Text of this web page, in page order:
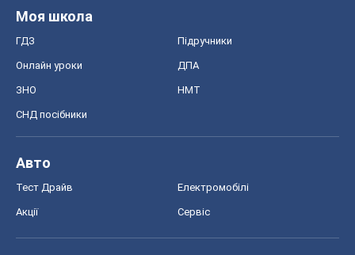
Моя школа
ГДЗ Підручники
Онлайн уроки ДПА
ЗНО НМТ
СНД посібники
Авто
Тест Драйв Електромобілі
Акції Сервіс